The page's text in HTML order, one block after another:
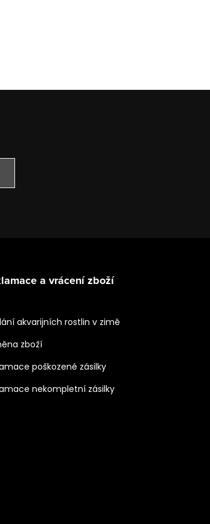
a vrácení zboží
akvarijních rostlin v zimě
zboží
poškozené zásilky
nekompletní zásilky